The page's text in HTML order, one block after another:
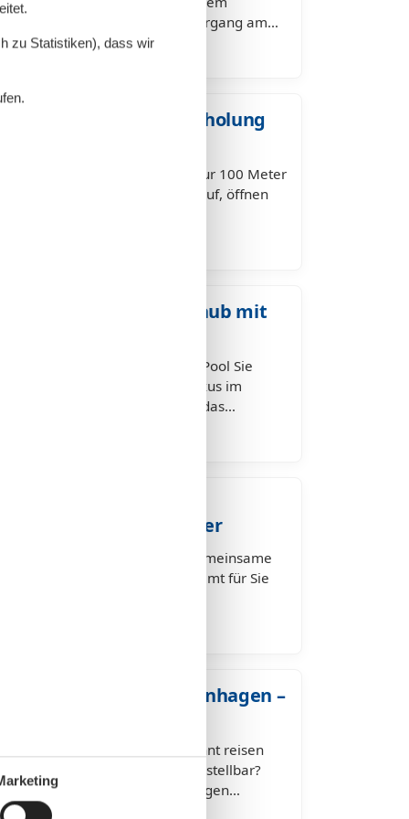
den Abend beim Sonnenuntergang am…
in Schönhagen – Erholung
– Ihr Ostseeurlaub nur 100 Meter
vor, Sie wachen am Morgen auf, öffnen
– exklusiver Ostseeurlaub mit
Ostseeurlaub mit privatem Pool Sie
bei dem Erholung und Luxus im
in Schönhagen genau das…
für Mensch und Tier
der Ostsee – Erholung und gemeinsame
Ihren treuen Vierbeiner kommt für Sie
an der Ostsee in Schönhagen –
in Schönhagen – entspannt reisen
Ihren Hund ist für Sie unvorstellbar?
an der Ostsee in Schönhagen…
zu Statistiken), dass wir